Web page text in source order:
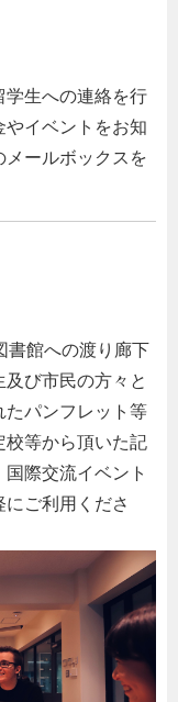
学生への連絡を行
やイベントをお知
メールボックスを
書館への渡り廊下
び市民の方々と
たパンフレット等
校等から頂いた記
際交流イベント
ご利用くださ